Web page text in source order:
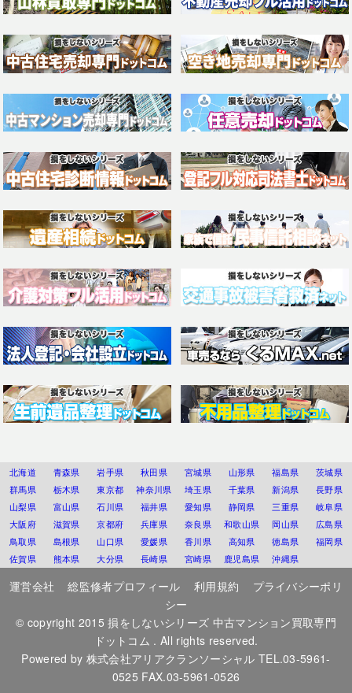
北海道 青森県 岩手県 秋田県 宮城県 山形県 福島県
茨城県
群馬県
栃木県 東京都 神奈川県 埼玉県 千葉県 新潟県
長野県
山梨県
富山県 石川県 福井県 愛知県 静岡県 三重県
岐阜県
大阪府
滋賀県 京都府 兵庫県 奈良県 和歌山県 岡山県
広島県
鳥取県
島根県 山口県 愛媛県 香川県 高知県 徳島県
福岡県
佐賀県
熊本県 大分県 長崎県 宮崎県 鹿児島県 沖縄県
運営会社 総監修者プロフィール 利用規約
プライバシーポリ
シー
© copyright 2015損をしないシリーズ 中古マンション買取専門
ドットコム . All rights reserved.
Powered by 株式会社アリアクランソーシャル TEL.03-5961-
0525 FAX.03-5961-0526